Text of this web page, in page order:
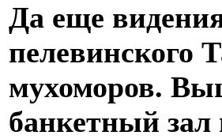
Да еще
пелевинского
мухоморов.
банкетный зал